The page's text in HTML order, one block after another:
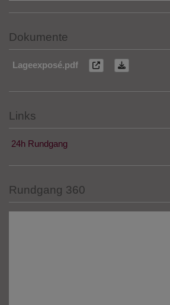
Dokumente
Links
Rundgang 360